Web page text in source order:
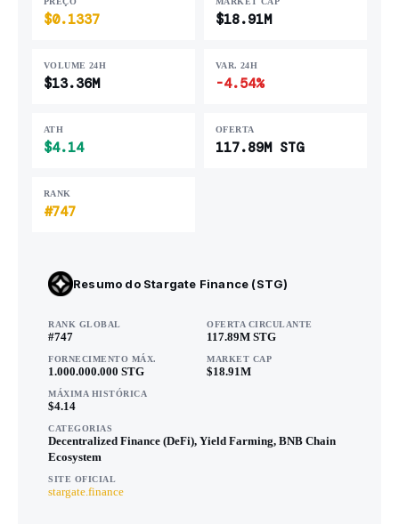
$0.1337 $18.91M
VOLUME 24H
$13.36M
VAR. 24H
-4.54%
ATH
$4.14
OFERTA
117.89M STG
RANK
#747
Resumo do Stargate Finance (STG)
RANK GLOBAL
#747
OFERTA CIRCULANTE
117.89M STG
FORNECIMENTO MÁX.
1.000.000.000 STG
MARKET CAP
$18.91M
MÁXIMA HISTÓRICA
$4.14
CATEGORIAS
Decentralized Finance (DeFi), Yield Farming, BNB Chain
Ecosystem
SITE OFICIAL
stargate.finance